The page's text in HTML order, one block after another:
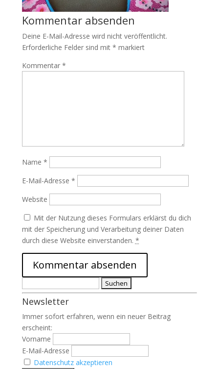
Kommentar absenden
Deine E-Mail-Adresse wird nicht veröffentlicht.
Erforderliche Felder sind mit * markiert
Kommentar *
Name *
E-Mail-Adresse *
Website
Mit der Nutzung dieses Formulars erklärst du dich
mit der Speicherung und Verarbeitung deiner Daten
durch diese Website einverstanden. *
nach:
Newsletter
Immer sofort erfahren, wenn ein neuer Beitrag
erscheint:
Vorname
E-Mail-Adresse
Datenschutz akzeptieren